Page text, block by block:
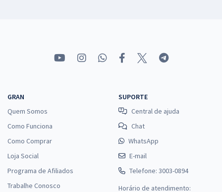
GRAN
Quem Somos
Como Funciona
Como Comprar
Loja Social
Programa de Afiliados
Trabalhe Conosco
SUPORTE
Central de ajuda
Chat
WhatsApp
E-mail
Telefone: 3003-0894
Horário de atendimento: